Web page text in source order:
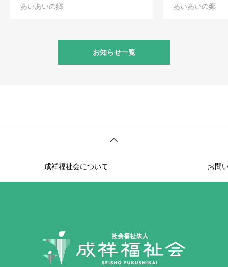
あいあいの郷
あいあいの郷
お知らせ一覧
成祥福祉会について お問